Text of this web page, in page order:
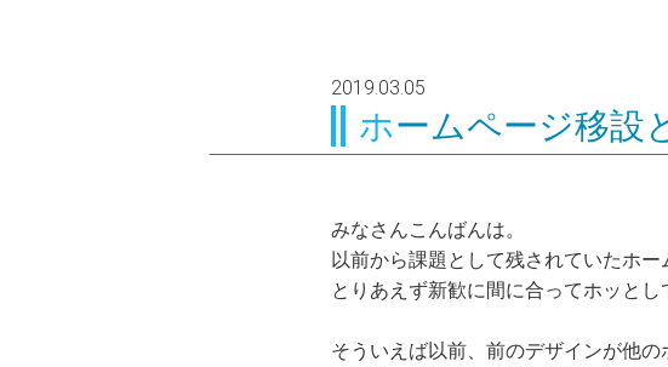
2019.03.05
ホームページ移
みなさんこんばんは。
以前から課題として残されていたホー
とりあえず新歓に間に合ってホッとし
そういえば以前、前のデザインが他